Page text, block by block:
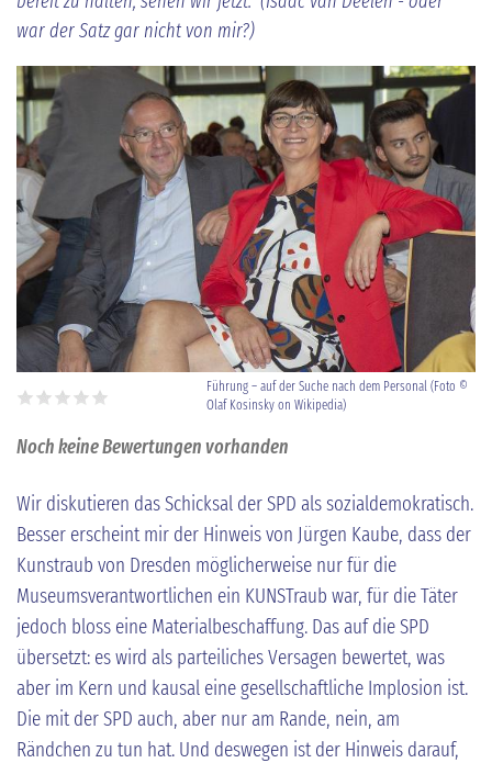
war der Satz gar nicht von mir?)
Führung – auf der Suche nach dem Personal (Foto ©
Olaf Kosinsky on Wikipedia)
Noch keine Bewertungen vorhanden
Wir diskutieren das Schicksal der SPD als sozialdemokratisch.
Besser erscheint mir der Hinweis von Jürgen Kaube, dass der
Kunstraub von Dresden möglicherweise nur für die
Museumsverantwortlichen ein KUNSTraub war, für die Täter
jedoch bloss eine Materialbeschaffung. Das auf die SPD
übersetzt: es wird als parteiliches Versagen bewertet, was
aber im Kern und kausal eine gesellschaftliche Implosion ist.
Die mit der SPD auch, aber nur am Rande, nein, am
Rändchen zu tun hat. Und deswegen ist der Hinweis darauf,